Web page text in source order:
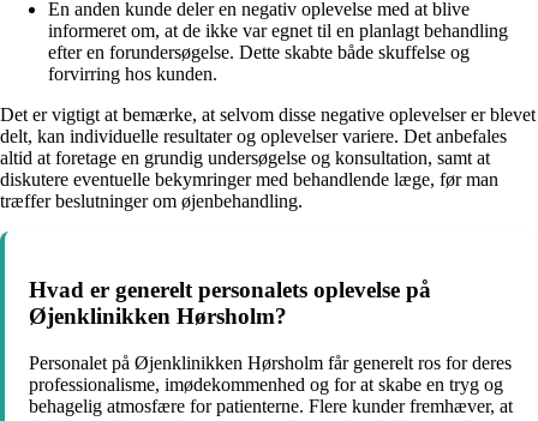
En anden kunde deler en negativ oplevelse med at blive
informeret om, at de ikke var egnet til en planlagt behandling
efter en forundersøgelse. Dette skabte både skuffelse og
forvirring hos kunden.
Det er vigtigt at bemærke, at selvom disse negative oplevelser er blevet
delt, kan individuelle resultater og oplevelser variere. Det anbefales
altid at foretage en grundig undersøgelse og konsultation, samt at
diskutere eventuelle bekymringer med behandlende læge, før man
træffer beslutninger om øjenbehandling.
Hvad er generelt personalets oplevelse på
Øjenklinikken Hørsholm?
Personalet på Øjenklinikken Hørsholm får generelt ros for deres
professionalisme, imødekommenhed og for at skabe en tryg og
behagelig atmosfære for patienterne. Flere kunder fremhæver, at